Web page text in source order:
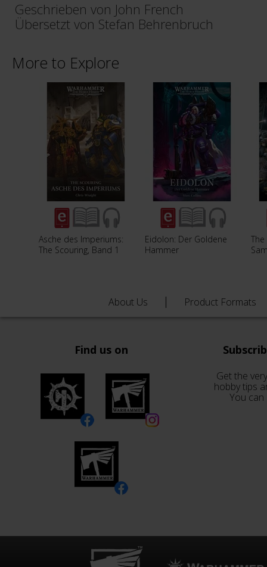
Geschrieben von John French
Übersetzt von Stefan Behrenbruch
More to Explore
Asche des Imperiums:
The Scouring, Band 1
Eidolon: Der Goldene
Hammer
About Us Product Formats
Find us on
Get the
hobby tips
You